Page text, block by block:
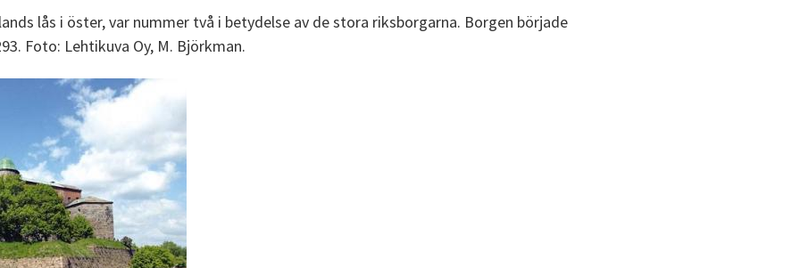
lås i öster, var nummer två i betydelse av de stora riksborgarna. Borgen började
Foto: Lehtikuva Oy, M. Björkman.